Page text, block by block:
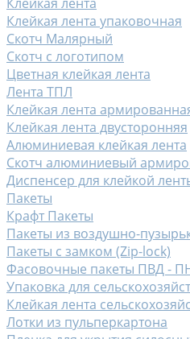
Клейкая лента упаковочная
Скотч Малярный
Скотч с логотипом
Цветная клейкая лента
Лента ТПЛ
Клейкая лента
Клейкая лента двусторонняя
Алюминиевая клейкая лента
Скотч алюминиевый
Диспенсер для клейкой
Пакеты
Крафт Пакеты
Пакеты из воздушно-
Пакеты с замком (Zip-lock)
Фасовочные пакеты ПВД -
Упаковка для
Клейкая лента
Лотки из пульперкартона